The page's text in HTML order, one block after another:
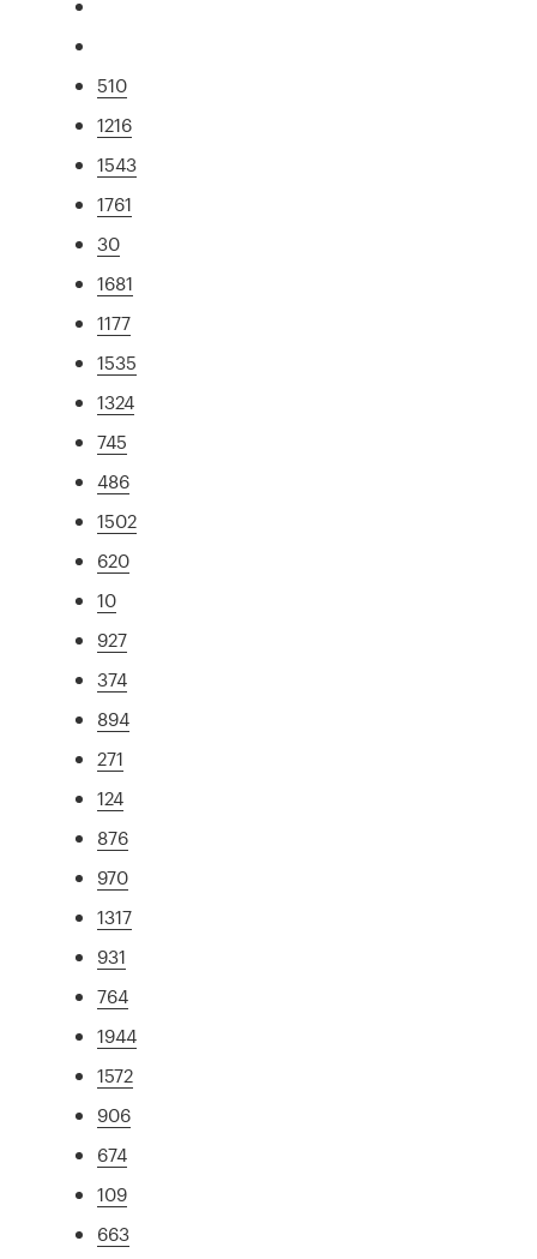
510
1216
1543
1761
30
1681
1177
1535
1324
745
486
1502
620
10
927
374
894
271
124
876
970
1317
931
764
1944
1572
906
674
109
663